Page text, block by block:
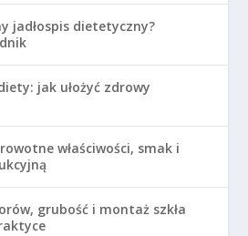
jadłospis dietetyczny?
jak ułożyć zdrowy
właściwości, smak i
grubość i montaż szkła